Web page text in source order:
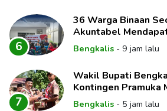
6
36 Warga Binaan
Akuntabel
Melalui Sidang
Bengkalis - 9 jam lalu
7
Wakil Bupati
Kontingen Pramuka
Nasional XII Tahun
Bengkalis - 5 jam lalu